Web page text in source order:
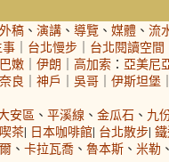
外稿 、 演講 、 導覽 、 媒體 、 流
｜ 台北慢步 ｜ 台北閱讀空間
嫩 ｜ 伊朗 ｜ 高加索 ： 亞美尼
奈良 ｜ 神戶 ｜ 吳哥 ｜ 伊斯坦堡 ｜
安區 、 平溪線 、 金瓜石 、 九
茶| 日本咖啡館| 台北散步|
、 卡拉瓦喬 、 魯本斯 、 米勒 、